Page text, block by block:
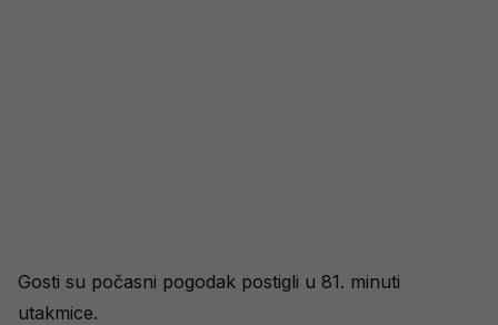
Gosti su počasni pogodak postigli u 81. minuti
utakmice.